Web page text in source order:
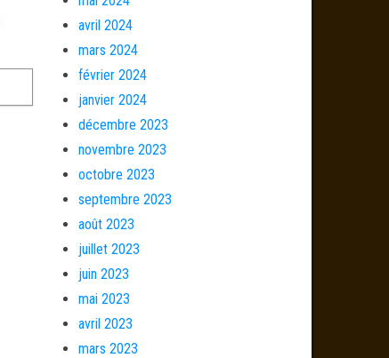
avril 2024
mars 2024
février 2024
janvier 2024
décembre 2023
novembre 2023
octobre 2023
septembre 2023
août 2023
juillet 2023
juin 2023
mai 2023
avril 2023
mars 2023